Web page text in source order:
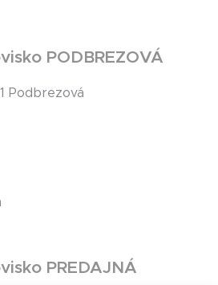
PODBREZOVÁ
Podbrezová
PREDAJNÁ